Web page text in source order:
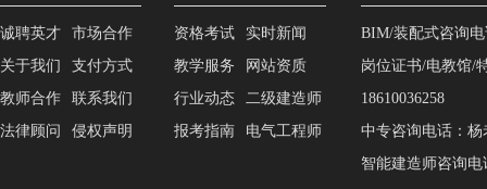
诚聘英才
关于我们
教师合作
法律顾问
市场合作
支付方式
联系我们
侵权声明
资格考试
教学服务
行业动态
报考指南
实时新闻
网站资质
二级建造师
电气工程师
BIM/装配式咨询电
岗位证书/电教馆/
18610036258
中专咨询电话：杨
智能建造师咨询电